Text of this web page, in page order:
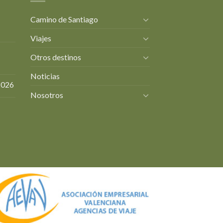
Camino de Santiago
Viajes
Otros destinos
Noticias
Nosotros